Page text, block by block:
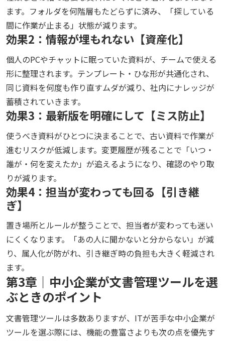
ます。フォルダを何階層もたどらずに済み、「探している
間に作業が止まる」状態が減ります。
効果2：情報が埋もれない【資産化】
個人のPCやチャットに眠っていた資料が、チームで使える
形に整理されます。テンプレート・ひな形が共通化され、
同じ資料を何度も作り直すムダが減り、社内にナレッジが
蓄積されていきます。
効果3：最新版を明確にして【ミス防止】
使うべき資料がひとつに決まることで、古い資料で作業が
進むリスクが低減します。変更履歴が残ることで「いつ・
誰が・何を変えたか」が追えるようになり、確認のやり取
りが減ります。
効果4：担当が変わっても回る【引き継
ぎ】
置き場所とルールが整うことで、担当者が変わっても迷い
にくくなります。「あの人に聞かないと分からない」が減
り、属人化が防がれ、引き継ぎ時の負担も大きく軽減され
ます。
第3章｜中小企業が文書管理ツールを選
ぶときのポイント
文書管理ツールは多数ありますが、ITが苦手な中小企業が
ツールを選ぶ際には、機能の豊富さよりも次の点を優先す